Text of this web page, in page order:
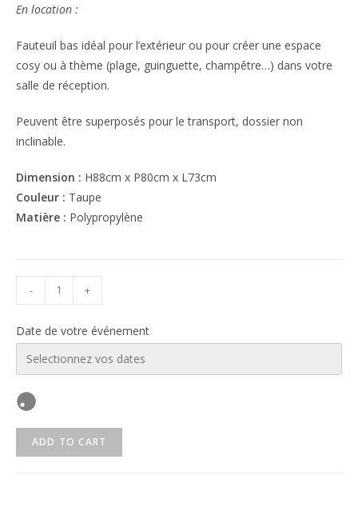
En location :
Fauteuil bas idéal pour l’extérieur ou pour créer une espace
cosy ou à thème (plage, guinguette, champêtre…) dans votre
salle de réception.
Peuvent être superposés pour le transport, dossier non
inclinable.
Dimension : H88cm x P80cm x L73cm
Couleur : Taupe
Matière : Polypropylène
- +
Date de votre événement
ADD TO CART